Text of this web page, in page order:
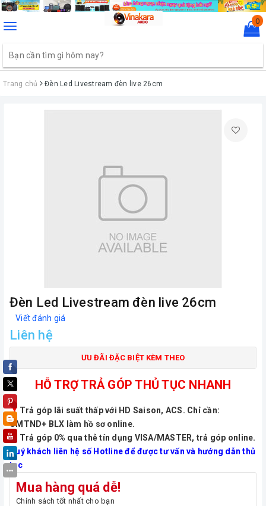
Toggle
0
Trang chủ Đèn Led Livestream đèn live 26cm
Đèn Led Livestream đèn live 26cm
Viết đánh giá
Liên hệ
ƯU ĐÃI ĐẶC BIỆT KÈM THEO
HỖ TRỢ TRẢ GÓP THỦ TỤC NHANH
Trả góp lãi suất thấp với HD Saison, ACS. Chỉ cần:
CMTND+ BLX làm hồ sơ online.
Trả góp 0% qua thẻ tín dụng VISA/MASTER, trả góp online.
Quý khách liên hệ số Hotline để được tư vấn và hướng dẫn thủ
tục
Mua hàng quá dễ!
Chính sách tốt nhất cho bạn